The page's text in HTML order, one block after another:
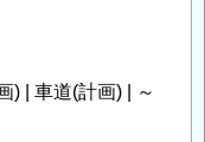
) | 車道(計画) | ～